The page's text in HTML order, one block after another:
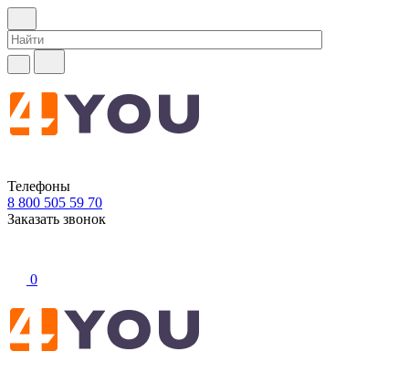
Телефоны
8 800 505 59 70
Заказать звонок
0